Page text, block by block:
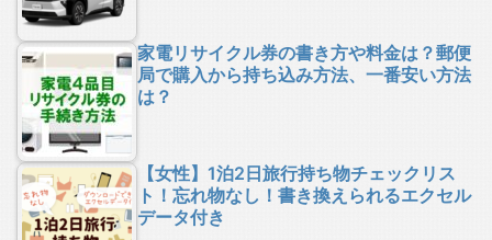
家電リサイクル券の書き方や料金は？郵便
局で購入から持ち込み方法、一番安い方法
は？
【女性】1泊2日旅行持ち物チェックリス
ト！忘れ物なし！書き換えられるエクセル
データ付き